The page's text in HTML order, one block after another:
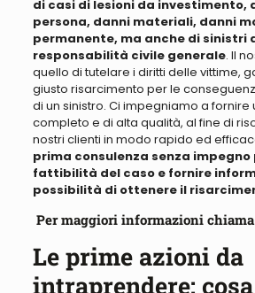
di casi di lesioni da investimento,
persona, danni materiali, danni
permanente, ma anche di sinistri
responsabilità civile generale. Il
quello di tutelare i diritti delle vittime,
giusto risarcimento per le
di un sinistro. Ci impegniamo a fornire
completo e di alta qualità, al fine di
nostri clienti in modo rapido ed
prima consulenza senza
fattibilità del caso e fornire
possibilità di ottenere il
Per maggiori informazioni
Le prime azioni da
intraprendere: